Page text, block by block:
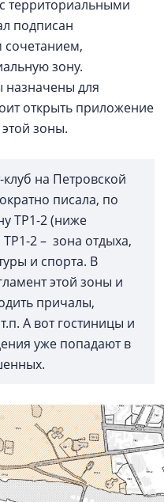
территориальными
подписан
зону.
назначены для
открыть приложение
зоны.
клуб на Петровской
писала, по
ТР1-2 (ниже
2 – зона отдыха,
и спорта. В
этой зоны и
причалы,
А вот гостиницы и
уже попадают в